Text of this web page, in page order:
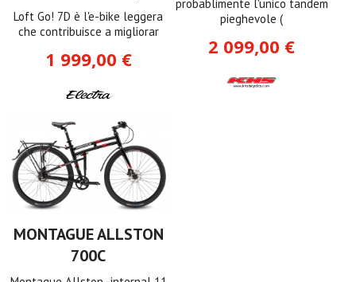
Loft Go! 7D è l'e-bike leggera
che contribuisce a migliorar
1 999,00 €
probablimente l'unico tandem
pieghevole (
2 099,00 €
MONTAGUE ALLSTON
700C